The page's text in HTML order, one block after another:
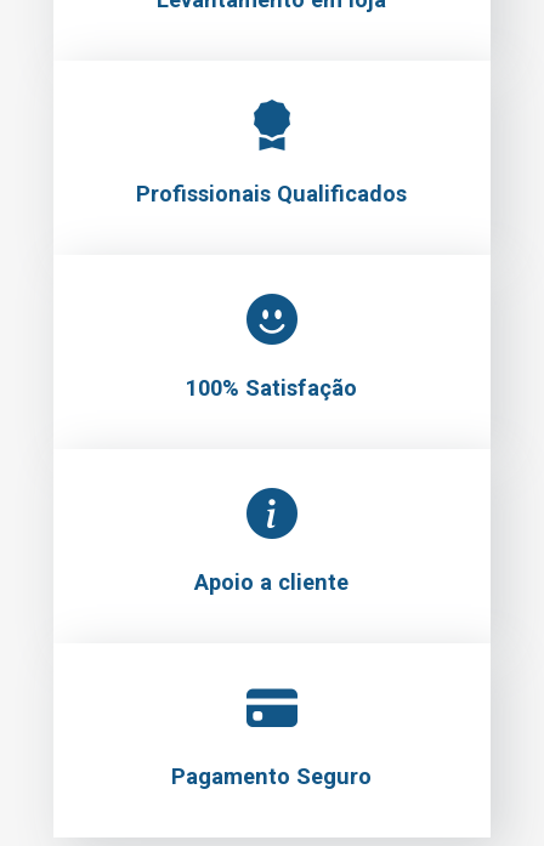
Profissionais Qualificados
100% Satisfação
Apoio a cliente
Pagamento Seguro